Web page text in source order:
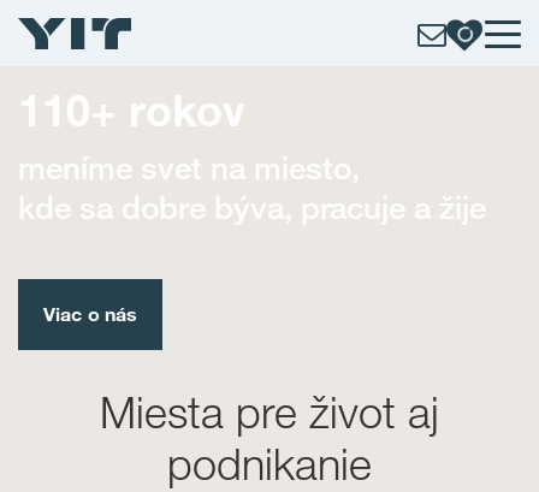
110+ rokov
meníme svet na miesto,
kde sa dobre býva, pracuje a žije
Viac o nás
Miesta pre život aj
podnikanie